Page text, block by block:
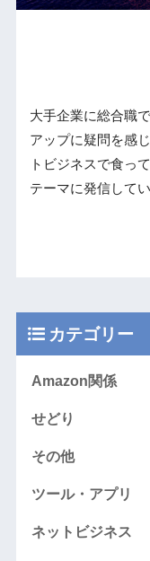
大手企業に総合職
アップに疑問を感
トビジネスで食っ
テーマに発信してい
カテゴリー
Amazon関係
せどり
その他
ツール・アプリ
ネットビジネス